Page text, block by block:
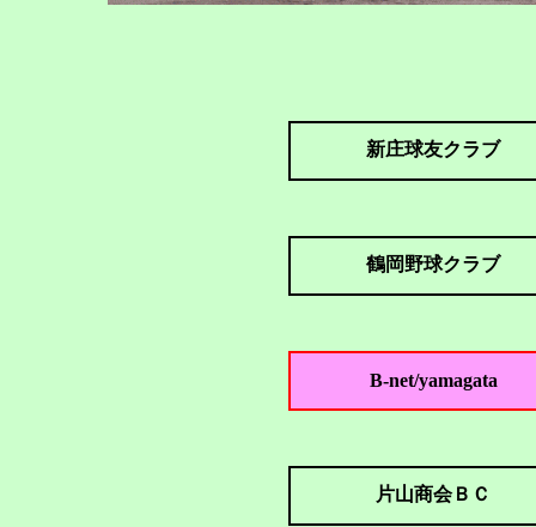
新庄球友クラブ
鶴岡野球クラブ
B-net/yamagata
片山商会ＢＣ